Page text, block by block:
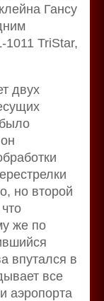
Гансу
TriStar,
двух
но второй
же по
впутался в
все
аэропорта